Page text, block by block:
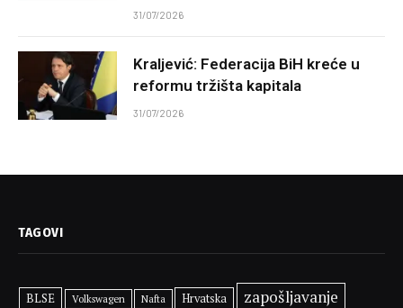
31/07/2026
Kraljević: Federacija BiH kreće u
reformu tržišta kapitala
31/07/2026
TAGOVI
BLSE Volkswagen Nafta Hrvatska zapošljavanje